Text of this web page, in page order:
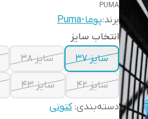
PUMA
برند:پوما-Puma
انتخاب سایز
سایز 37
سایز 38
سایز 42 سایز 43
دسته‌بندی:کتونی